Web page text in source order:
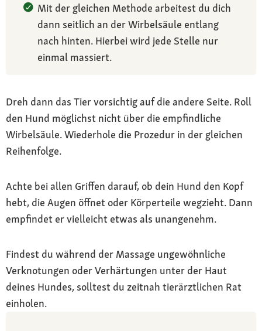
Mit der gleichen Methode arbeitest du dich
dann seitlich an der Wirbelsäule entlang
nach hinten. Hierbei wird jede Stelle nur
einmal massiert.
Dreh dann das Tier vorsichtig auf die andere Seite. Roll
den Hund möglichst nicht über die empfindliche
Wirbelsäule. Wiederhole die Prozedur in der gleichen
Reihenfolge.
Achte bei allen Griffen darauf, ob dein Hund den Kopf
hebt, die Augen öffnet oder Körperteile wegzieht. Dann
empfindet er vielleicht etwas als unangenehm.
Findest du während der Massage ungewöhnliche
Verknotungen oder Verhärtungen unter der Haut
deines Hundes, solltest du zeitnah tierärztlichen Rat
einholen.